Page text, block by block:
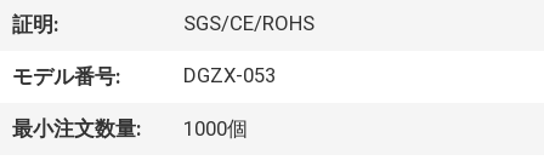
ト
私
証明: SGS/CE/ROHS
モデル番号: DGZX-053
最小注文数量: 1000個